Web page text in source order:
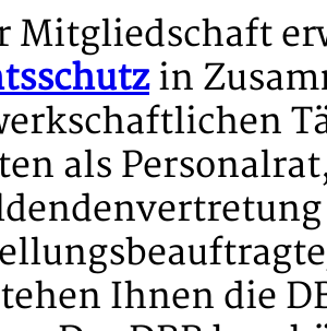
Mitgliedschaft
in
als
Ihnen die